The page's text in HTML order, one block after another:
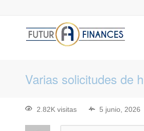
Varias solicitudes de
2.82K visitas 5 junio, 2026